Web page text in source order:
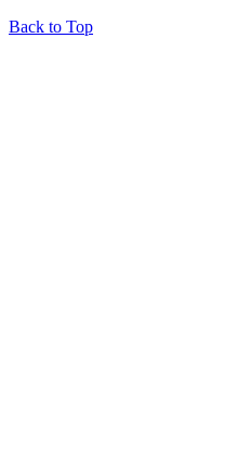
Back to Top